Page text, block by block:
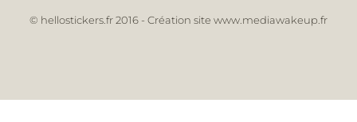
© hellostickers.fr 2016 - Création site www.mediawakeup.fr